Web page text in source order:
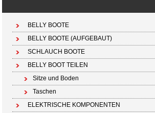
BELLY BOOTE
BELLY BOOTE (AUFGEBAUT)
SCHLAUCH BOOTE
BELLY BOOT TEILEN
Sitze und Boden
Taschen
ELEKTRISCHE KOMPONENTEN